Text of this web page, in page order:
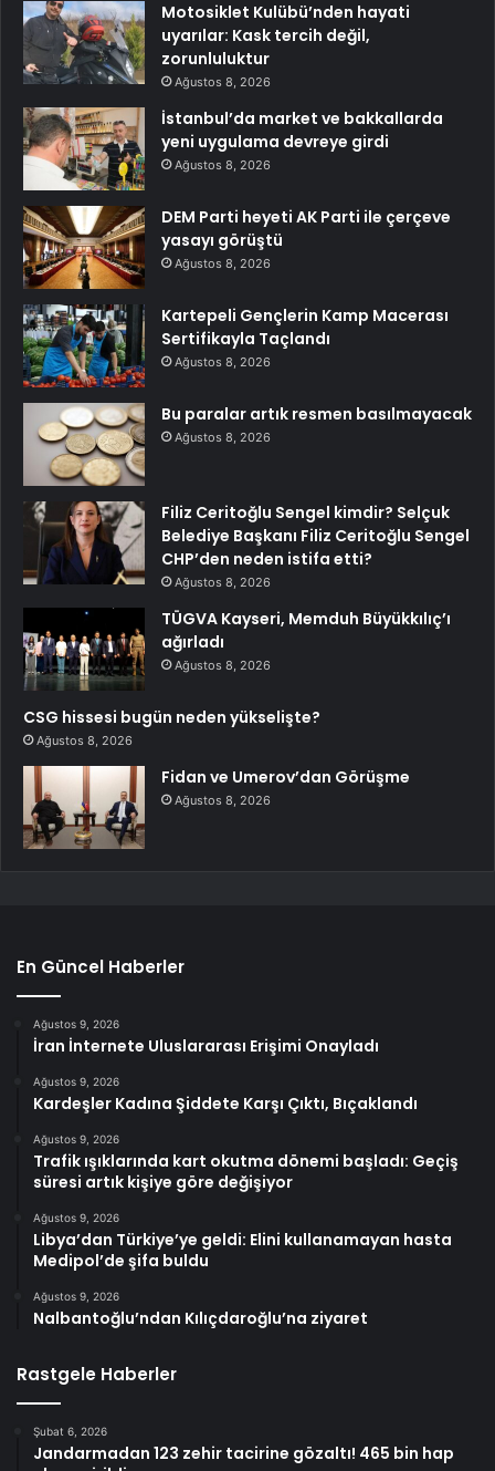
Motosiklet Kulübü’nden hayati
uyarılar: Kask tercih değil,
zorunluluktur
Ağustos 8, 2026
İstanbul’da market ve bakkallarda
yeni uygulama devreye girdi
Ağustos 8, 2026
DEM Parti heyeti AK Parti ile çerçeve
yasayı görüştü
Ağustos 8, 2026
Kartepeli Gençlerin Kamp Macerası
Sertifikayla Taçlandı
Ağustos 8, 2026
Bu paralar artık resmen basılmayacak
Ağustos 8, 2026
Filiz Ceritoğlu Sengel kimdir? Selçuk
Belediye Başkanı Filiz Ceritoğlu Sengel
CHP’den neden istifa etti?
Ağustos 8, 2026
TÜGVA Kayseri, Memduh Büyükkılıç’ı
ağırladı
Ağustos 8, 2026
CSG hissesi bugün neden yükselişte?
Ağustos 8, 2026
Fidan ve Umerov’dan Görüşme
Ağustos 8, 2026
En Güncel Haberler
Ağustos 9, 2026
İran İnternete Uluslararası Erişimi Onayladı
Ağustos 9, 2026
Kardeşler Kadına Şiddete Karşı Çıktı, Bıçaklandı
Ağustos 9, 2026
Trafik ışıklarında kart okutma dönemi başladı: Geçiş
süresi artık kişiye göre değişiyor
Ağustos 9, 2026
Libya’dan Türkiye’ye geldi: Elini kullanamayan hasta
Medipol’de şifa buldu
Ağustos 9, 2026
Nalbantoğlu’ndan Kılıçdaroğlu’na ziyaret
Rastgele Haberler
Şubat 6, 2026
Jandarmadan 123 zehir tacirine gözaltı! 465 bin hap